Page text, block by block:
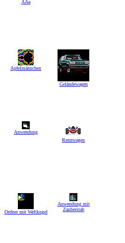
AAa
Apfelmännchen
Geländewagen
Anwendung
Rennwagen
Ordner mit Weltkugel
Anwendung mit
Zauberstab